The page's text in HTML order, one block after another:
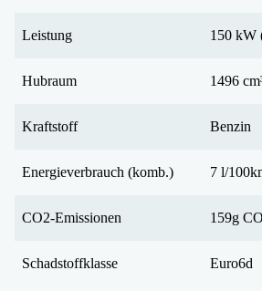
Leistung 150 kW
Hubraum 1496
Kraftstoff Benzin
Energieverbrauch (komb.) 7 l/
CO2-Emissionen 159g
Schadstoffklasse Euro6d